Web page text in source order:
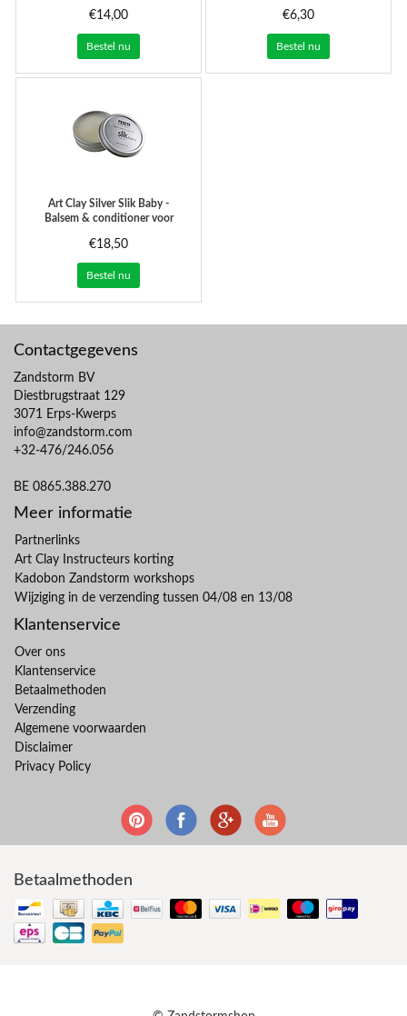
€14,00
Bestel nu
€6,30
Bestel nu
Art Clay SilverSlik Baby -
Balsem & conditioner voor
€18,50
Bestel nu
Contactgegevens
Zandstorm BV
Diestbrugstraat 129
3071 Erps-Kwerps
info@zandstorm.com
+32-476/246.056
BE 0865.388.270
Meer informatie
Partnerlinks
Art Clay Instructeurs korting
Kadobon Zandstorm workshops
Wijziging in de verzending tussen 04/08 en 13/08
Klantenservice
Over ons
Klantenservice
Betaalmethoden
Verzending
Algemene voorwaarden
Disclaimer
Privacy Policy
Betaalmethoden